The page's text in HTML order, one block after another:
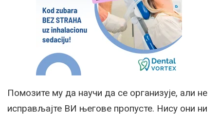
Помозите му да научи да се организује, али не
исправљајте ВИ његове пропусте. Нису они ни